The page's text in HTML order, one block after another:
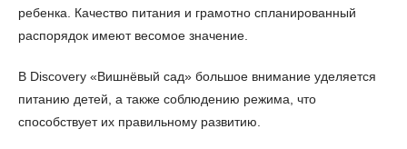
ребенка. Качество питания и грамотно спланированный
распорядок имеют весомое значение.
В Discovery «Вишнёвый сад» большое внимание уделяется
питанию детей, а также соблюдению режима, что
способствует их правильному развитию.